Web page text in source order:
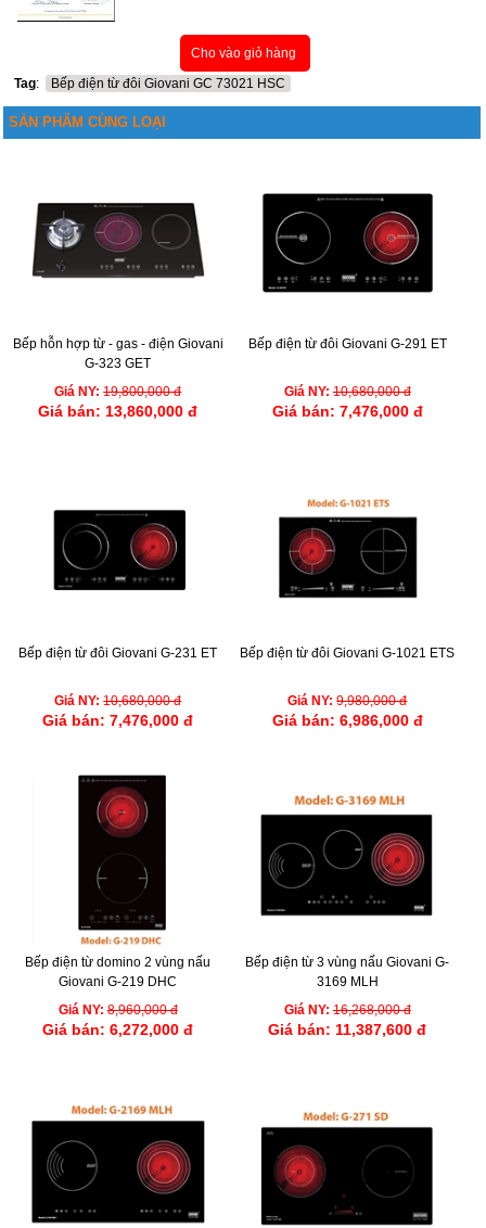
Cho vào giỏ hàng
Tag: Bếp điện từ đôi Giovani GC 73021 HSC
SẢN PHẨM CÙNG LOẠI
Bếp hỗn hợp từ - gas - điện Giovani
G-323 GET
Giá NY: 19,800,000 đ
Giá bán: 13,860,000 đ
Bếp điện từ đôi Giovani G-291 ET
Giá NY: 10,680,000 đ
Giá bán: 7,476,000 đ
Bếp điện từ đôi Giovani G-231 ET
Giá NY: 10,680,000 đ
Giá bán: 7,476,000 đ
Bếp điện từ đôi Giovani G-1021 ETS
Giá NY: 9,980,000 đ
Giá bán: 6,986,000 đ
Bếp điện từ domino 2 vùng nấu
Giovani G-219 DHC
Giá NY: 8,960,000 đ
Giá bán: 6,272,000 đ
Bếp điện từ 3 vùng nấu Giovani G-
3169 MLH
Giá NY: 16,268,000 đ
Giá bán: 11,387,600 đ